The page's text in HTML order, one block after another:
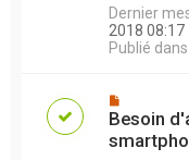
Dernier
2018 08:17
Publié dans
Besoin